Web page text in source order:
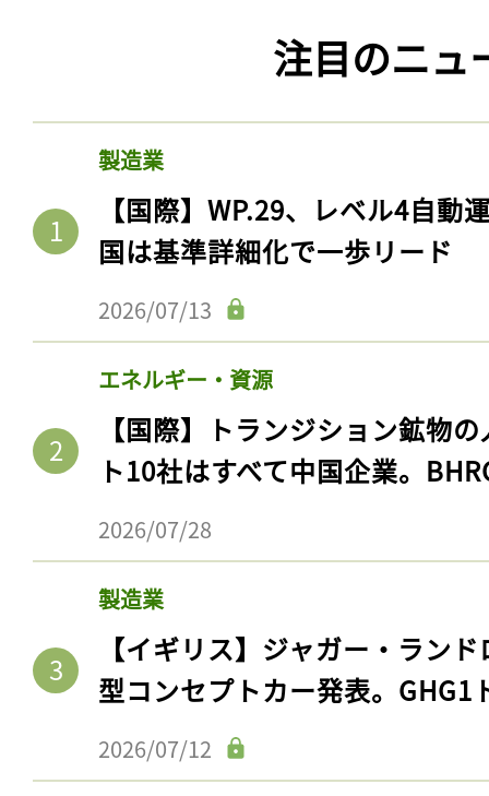
注目のニュ
製造業
【国際】WP.29、レベル4自動
国は基準詳細化で一歩リード
2026/07/13
エネルギー・資源
【国際】トランジション鉱物
ト10社はすべて中国企業。
2026/07/28
製造業
【イギリス】ジャガー・ラン
型コンセプトカー発表。GHG1
2026/07/12